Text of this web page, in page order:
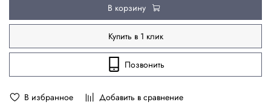
В избранное Добавить в сравнение
В корзину
Купить в 1 клик
Позвонить